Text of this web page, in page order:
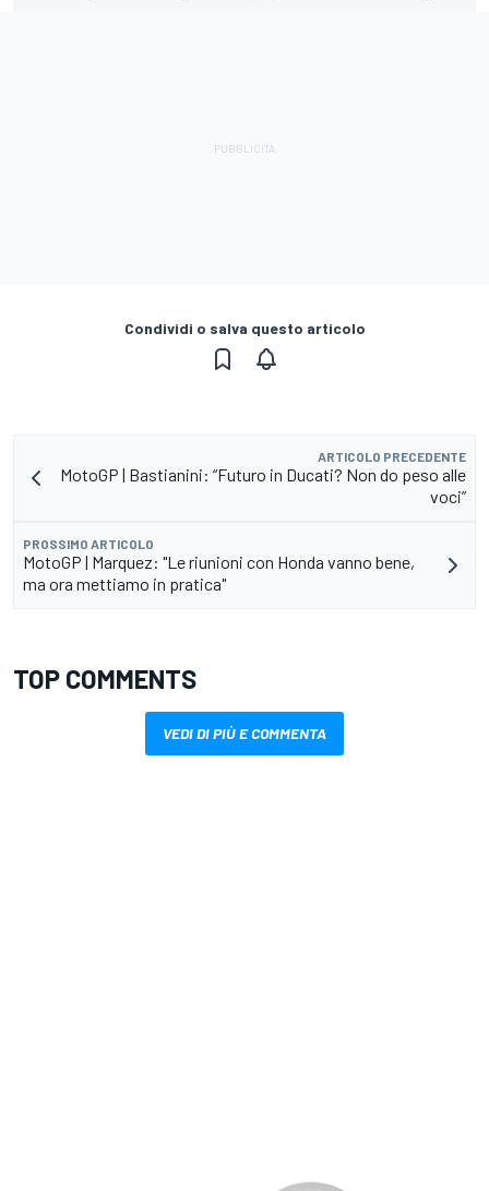
Condividi o salva questo articolo
ARTICOLO PRECEDENTE
MotoGP | Bastianini: “Futuro in Ducati? Non do peso alle
voci”
PROSSIMO ARTICOLO
MotoGP | Marquez: "Le riunioni con Honda vanno bene,
ma ora mettiamo in pratica"
TOP COMMENTS
VEDI DI PIÙ E COMMENTA